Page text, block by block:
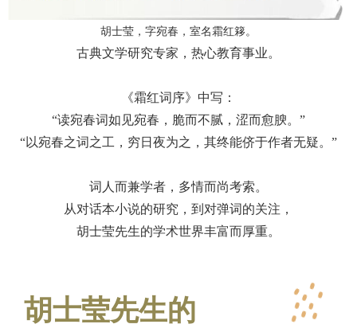
胡士莹，字宛春，室名霜红簃。
古典文学研究专家 ，热心教育事业。
《霜红词序》中写：
“读宛春词如见宛春，脆而不腻，涩而愈腴。”
“以宛春之词之工，穷日夜为之，其终能侪于作者无疑。”
词人而兼学者，多情而尚考索。
从对话本小说的研究，到对弹词的关注，
胡士莹先生的学术世界丰富而厚重。
胡士莹先生的